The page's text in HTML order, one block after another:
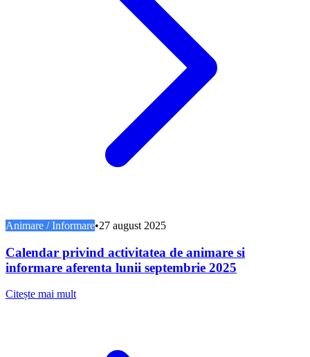
Animare / Informare•27 august 2025
Calendar privind activitatea de animare si
informare aferenta lunii septembrie 2025
Citește mai mult